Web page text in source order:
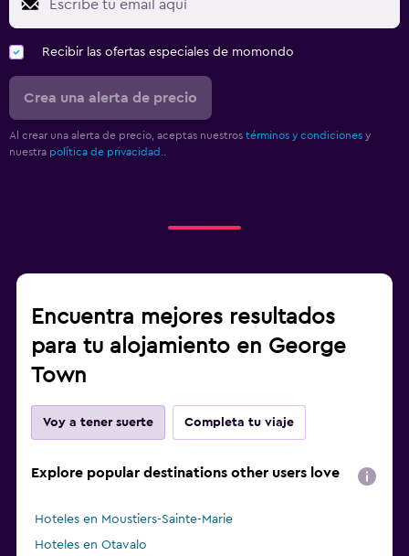
Recibir las ofertas especiales de momondo
Crea una alerta de precio
Al crear una alerta de precio, aceptas nuestros términos y condiciones y
nuestra política de privacidad.
Encuentra mejores resultados
para tu alojamiento en George
Town
Voy a tener suerte Completa tu viaje
Explore popular destinations other users love
Hoteles en Moustiers-Sainte-Marie
Hoteles en Otavalo